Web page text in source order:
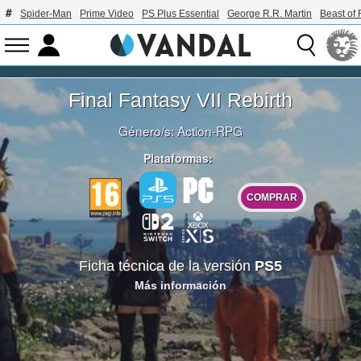
Spider-Man Prime Video PS Plus Essential George R.R. Martin Beast of
Final Fantasy VII Rebirth
Género/s:Action-RPG
Plataformas:
COMPRAR
Ficha técnica de la versión PS5
Más información